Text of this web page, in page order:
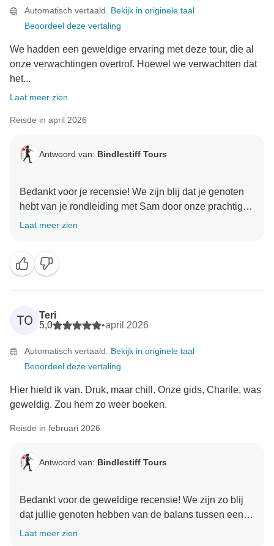
Automatisch vertaald. Bekijk in originele taal
Beoordeel deze vertaling
We hadden een geweldige ervaring met deze tour, die al
onze verwachtingen overtrof. Hoewel we verwachtten dat
het...
Laat meer zien
Reisde in april 2026
Antwoord van: Bindlestiff Tours
Bedankt voor je recensie! We zijn blij dat je genoten
hebt van je rondleiding met Sam door onze prachtige
Laat meer zien
TO
Teri
5,0
•april 2026
Automatisch vertaald. Bekijk in originele taal
Beoordeel deze vertaling
Hier hield ik van. Druk, maar chill. Onze gids, Charile, was
geweldig. Zou hem zo weer boeken.
Reisde in februari 2026
Antwoord van: Bindlestiff Tours
Bedankt voor de geweldige recensie! We zijn zo blij
dat jullie genoten hebben van de balans tussen een
actieve en ontspannen reis. Charlie zal blij zijn met je
Laat meer zien